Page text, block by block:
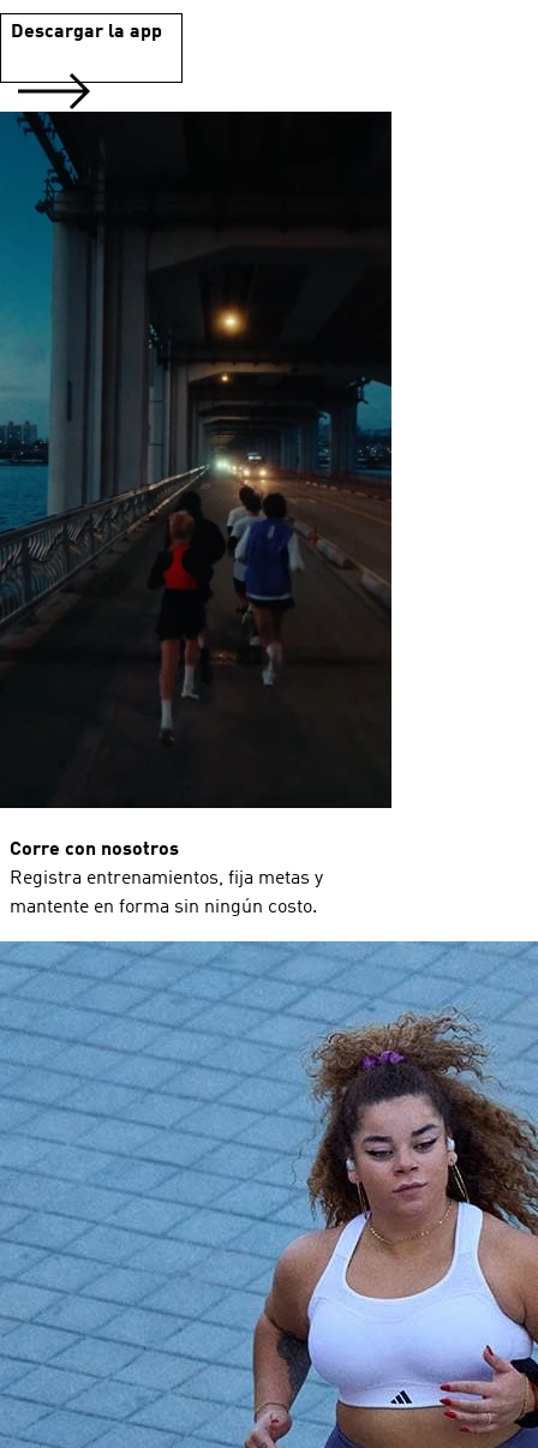
Descargar la app
Corre con nosotros
Registra entrenamientos, fija metas y
mantente en forma sin ningún costo.